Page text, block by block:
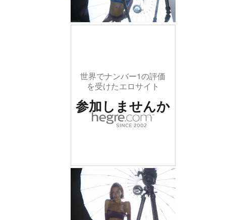
世界でナンバー1の評価
を受けたエロサイト
参加しませんか